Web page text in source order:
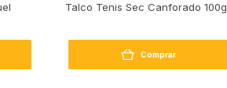
Talco Tenis Sec Canforado 100g
Comprar